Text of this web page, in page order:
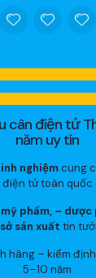
cân điện tử
năm uy tín
nghiệmcung
điện tử toàn quốc
phẩm, – dược
sản xuất tin
hãng – kiểm
5–10 năm